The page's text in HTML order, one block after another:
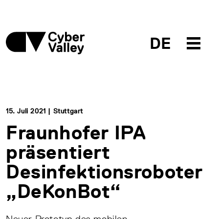
DE
15. Juli 2021 | Stuttgart
Fraunhofer IPA
präsentiert
Desinfektionsroboter
„DeKonBot“